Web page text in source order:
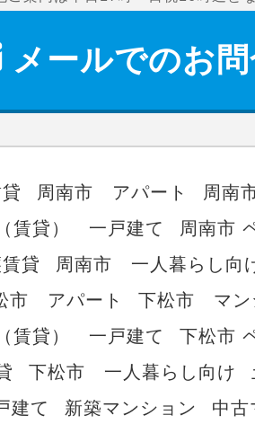
メールでのお
周南市 アパート
周南
賃貸） 一戸建て
周南市
貸
周南市 一人暮らし向
市 アパート
下松市 マン
賃貸） 一戸建て
下松市
下松市 一人暮らし向け
建て
新築マンション
中古